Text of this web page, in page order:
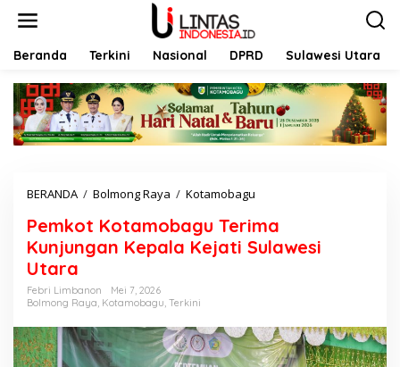
Beranda Terkini Nasional DPRD Sulawesi Utara
BERANDA / Bolmong Raya / Kotamobagu
m
k
o
a
m
Pemkot Kotamobagu Terima
Kunjungan Kepala Kejati Sulawesi
Utara
Febri Limbanon
Mei 7, 2026
Bolmong Raya Kotamobagu Terkini